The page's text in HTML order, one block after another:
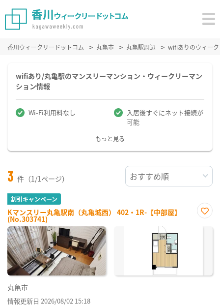
香川ウィークリードットコム 丸亀市 丸亀駅周辺 wifiありのウィー
wifiあり/丸亀駅のマンスリーマンション・ウィークリーマン
ション情報
Wi-Fi利用料なし
入居後すぐにネット接続が
可能
もっと見る
3 件（1/1ページ）
割引キャンペーン
Kマンスリー丸亀駅南（丸亀城西） 402・1R-【中部屋】
(No.303741)
に入
丸亀市
情報更新日 2026/08/02 15:18